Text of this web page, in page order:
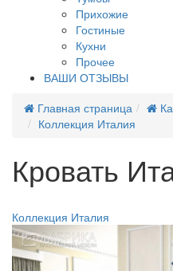
Прихожие
Гостиные
Кухни
Прочее
ВАШИ ОТЗЫВЫ
Главная страница
Коллекция Италия
Кровать
Коллекция Италия